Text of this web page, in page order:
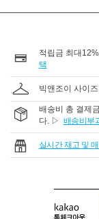
적립금 최대
택
빅앤조이 사이
배송비 총 결제
다. ▷ 배송비부
실시간 재고 및